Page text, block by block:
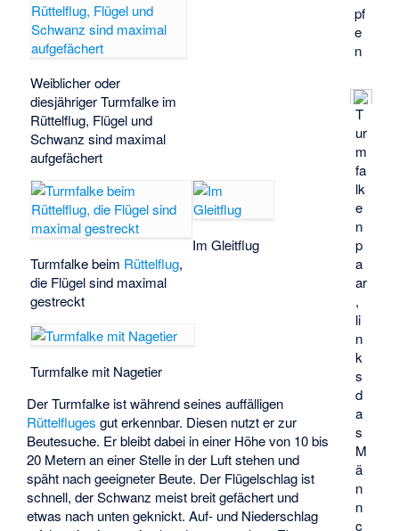
pf
e
n
T
ur
m
fa
lk
e
n
p
a
ar
,
li
n
k
s
d
a
s
M
ä
n
n
c
Weiblicher oder
diesjähriger Turmfalke im
Rüttelflug, Flügel und
Schwanz sind maximal
aufgefächert
Turmfalke beim Rüttelflug,
die Flügel sind maximal
gestreckt
Im Gleitflug
Turmfalke mit Nagetier
Der Turmfalke ist während seines auffälligen
Rüttelfluges gut erkennbar. Diesen nutzt er zur
Beutesuche. Er bleibt dabei in einer Höhe von 10 bis
20 Metern an einer Stelle in der Luft stehen und
späht nach geeigneter Beute. Der Flügelschlag ist
schnell, der Schwanz meist breit gefächert und
etwas nach unten geknickt. Auf- und Niederschlag